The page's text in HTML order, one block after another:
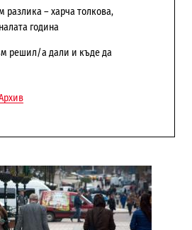
разлика – харча толкова,
година
решил/а дали и къде да